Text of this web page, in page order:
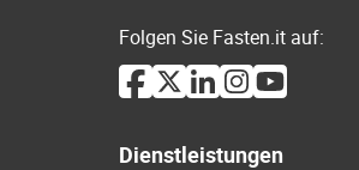
Folgen Sie Fasten.it auf:
Dienstleistungen